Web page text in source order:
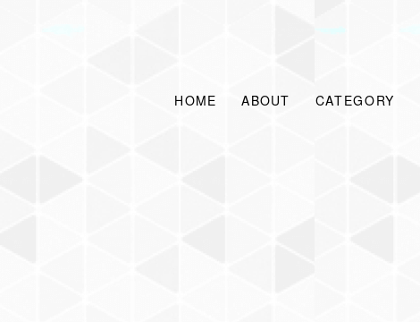
HOME ABOUT CATEGORY